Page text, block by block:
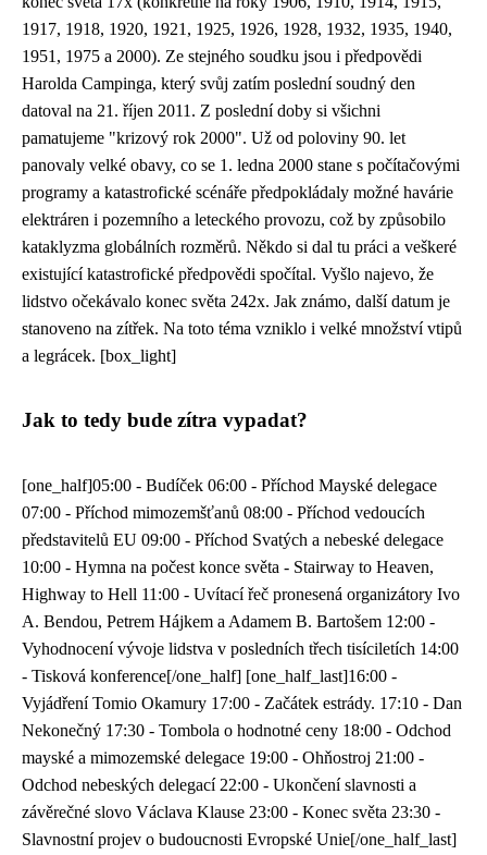
1917, 1918, 1920, 1921, 1925, 1926, 1928, 1932, 1935, 1940,
1951, 1975 a 2000). Ze stejného soudku jsou i předpovědi
Harolda Campinga, který svůj zatím poslední soudný den
datoval na 21. říjen 2011. Z poslední doby si všichni
pamatujeme "krizový rok 2000". Už od poloviny 90. let
panovaly velké obavy, co se 1. ledna 2000 stane s počítačovými
programy a katastrofické scénáře předpokládaly možné havárie
elektráren i pozemního a leteckého provozu, což by způsobilo
kataklyzma globálních rozměrů. Někdo si dal tu práci a veškeré
existující katastrofické předpovědi spočítal. Vyšlo najevo, že
lidstvo očekávalo konec světa 242x. Jak známo, další datum je
stanoveno na zítřek. Na toto téma vzniklo i velké množství vtipů
a legrácek. [box_light]
Jak to tedy bude zítra vypadat?
[one_half]05:00 - Budíček 06:00 - Příchod Mayské delegace
07:00 - Příchod mimozemšťanů 08:00 - Příchod vedoucích
představitelů EU 09:00 - Příchod Svatých a nebeské delegace
10:00 - Hymna na počest konce světa - Stairway to Heaven,
Highway to Hell 11:00 - Uvítací řeč pronesená organizátory Ivo
A. Bendou, Petrem Hájkem a Adamem B. Bartošem 12:00 -
Vyhodnocení vývoje lidstva v posledních třech tisíciletích 14:00
- Tisková konference[/one_half] [one_half_last]16:00 -
Vyjádření Tomio Okamury 17:00 - Začátek estrády. 17:10 - Dan
Nekonečný 17:30 - Tombola o hodnotné ceny 18:00 - Odchod
mayské a mimozemské delegace 19:00 - Ohňostroj 21:00 -
Odchod nebeských delegací 22:00 - Ukončení slavnosti a
závěrečné slovo Václava Klause 23:00 - Konec světa 23:30 -
Slavnostní projev o budoucnosti Evropské Unie[/one_half_last]